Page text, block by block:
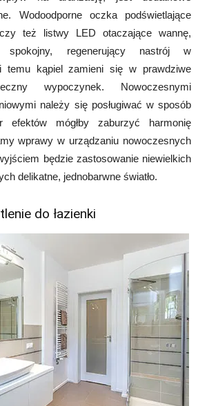
Wodoodporne oczka podświetlające
też listwy LED otaczające wannę,
spokojny, regenerujący nastrój w
temu kąpiel zamieni się w prawdziwe
wypoczynek. Nowoczesnymi
należy się posługiwać w sposób
efektów mógłby zaburzyć harmonię
wprawy w urządzaniu nowoczesnych
będzie zastosowanie niewielkich
delikatne, jednobarwne światło.
do łazienki